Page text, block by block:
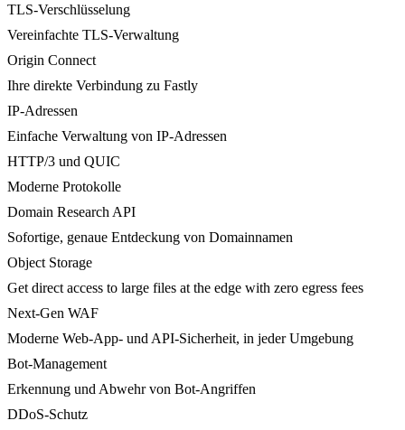
TLS-Verschlüsselung
Vereinfachte TLS-Verwaltung
Origin Connect
Ihre direkte Verbindung zu Fastly
IP-Adressen
Einfache Verwaltung von IP-Adressen
HTTP/3 und QUIC
Moderne Protokolle
Domain Research API
Sofortige, genaue Entdeckung von Domainnamen
Object Storage
Get direct access to large files at the edge with zero egress fees
Next-Gen WAF
Moderne Web-App- und API-Sicherheit, in jeder Umgebung
Bot-Management
Erkennung und Abwehr von Bot-Angriffen
DDoS-Schutz